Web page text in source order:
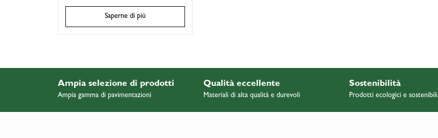
Saperne di più
Ampia selezione di prodotti
Ampia gamma di pavimentazioni
Qualità eccellente
Materiali di alta qualità e durevoli
Sostenibilità
Prodotti ecologici e sostenibili